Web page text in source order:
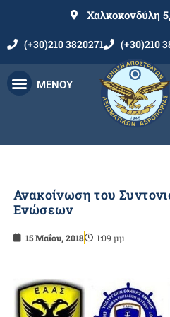
Χαλκοκονδύλη
(+30)210 3820271 (+30)210
ΜΕΝΟΥ
Ανακοίνωση του
Ενώσεων
15 Μαΐου, 2018 1:09 μμ